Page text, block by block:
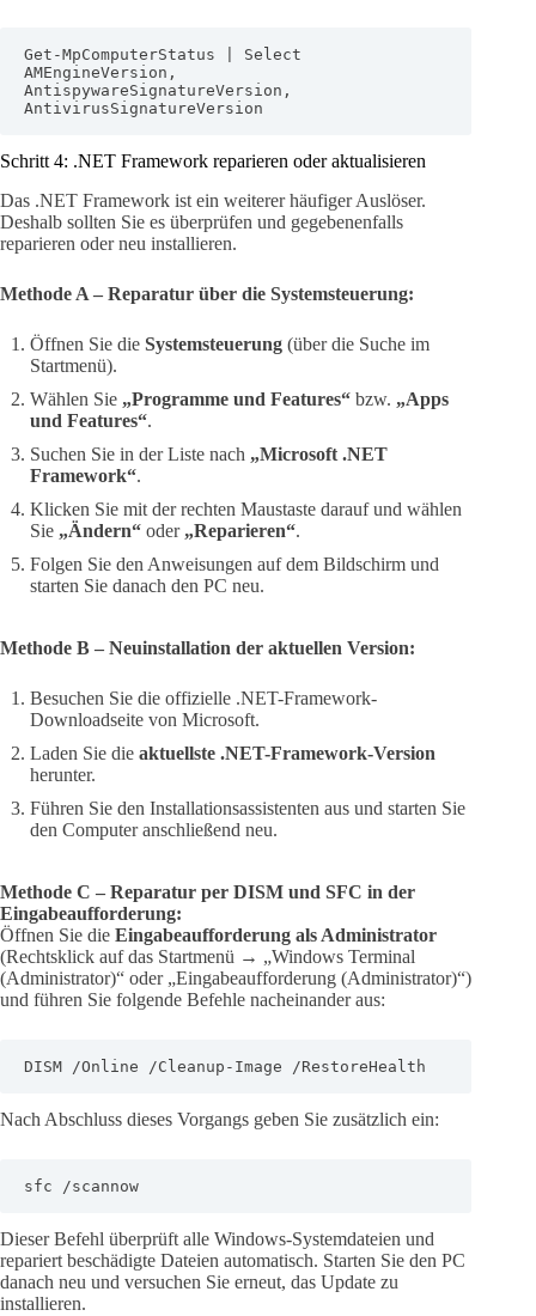
Get-MpComputerStatus | Select
AMEngineVersion,
AntispywareSignatureVersion,
AntivirusSignatureVersion
Schritt 4: .NET Framework reparieren oder aktualisieren
Das .NET Framework ist ein weiterer häufiger Auslöser.
Deshalb sollten Sie es überprüfen und gegebenenfalls
reparieren oder neu installieren.
Methode A – Reparatur über die Systemsteuerung:
Öffnen Sie die Systemsteuerung (über die Suche im
Startmenü).
Wählen Sie „Programme und Features“ bzw. „Apps
und Features“.
Suchen Sie in der Liste nach „Microsoft .NET
Framework“.
Klicken Sie mit der rechten Maustaste darauf und wählen
Sie „Ändern“ oder „Reparieren“.
Folgen Sie den Anweisungen auf dem Bildschirm und
starten Sie danach den PC neu.
Methode B – Neuinstallation der aktuellen Version:
Besuchen Sie die offizielle .NET-Framework-
Downloadseite von Microsoft.
Laden Sie die aktuellste .NET-Framework-Version
herunter.
Führen Sie den Installationsassistenten aus und starten Sie
den Computer anschließend neu.
Methode C – Reparatur per DISM und SFC in der
Eingabeaufforderung:
Öffnen Sie die Eingabeaufforderung als Administrator
(Rechtsklick auf das Startmenü → „Windows Terminal
(Administrator)“ oder „Eingabeaufforderung (Administrator)“)
und führen Sie folgende Befehle nacheinander aus:
DISM /Online /Cleanup-Image /RestoreHealth
Nach Abschluss dieses Vorgangs geben Sie zusätzlich ein:
sfc /scannow
Dieser Befehl überprüft alle Windows-Systemdateien und
repariert beschädigte Dateien automatisch. Starten Sie den PC
danach neu und versuchen Sie erneut, das Update zu
installieren.